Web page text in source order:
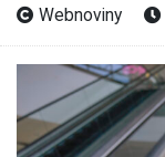
Webnoviny